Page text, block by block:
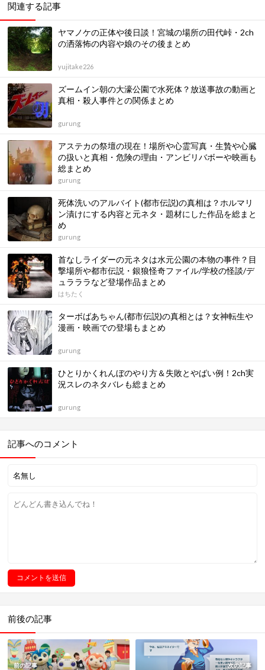
関連する記事
ヤマノケの正体や後日談！宮城の場所の田代峠・2ch
の洒落怖の内容や娘のその後まとめ
yujitake226
ズームイン朝の大濠公園で水死体？放送事故の動画と
真相・殺人事件との関係まとめ
gurung
アステカの祭壇の現在！場所や心霊写真・生贄や心臓
の扱いと真相・危険の理由・アンビリバボーや映画も
総まとめ
gurung
死体洗いのアルバイト(都市伝説)の真相は？ホルマリ
ン漬けにする内容と元ネタ・題材にした作品を総まと
め
gurung
首なしライダーの元ネタは水元公園の本物の事件？目
撃場所や都市伝説・銀狼怪奇ファイル/学校の怪談/デ
ュラララなど登場作品まとめ
はちたく
ターボばあちゃん(都市伝説)の真相とは？女神転生や
漫画・映画での登場もまとめ
gurung
ひとりかくれんぼのやり方＆失敗とやばい例！2ch実
況スレのネタバレも総まとめ
gurung
記事へのコメント
前後の記事
前の記事 次の記事